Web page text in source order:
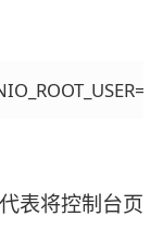
表将控制台页